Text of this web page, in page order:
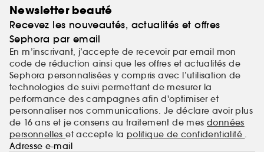
Newsletter beauté
Recevez les nouveautés, actualités et offres
Sephora par email
En m’inscrivant, j’accepte de recevoir par email mon
code de réduction ainsi que les offres et actualités de
Sephora personnalisées y compris avec l’utilisation de
technologies de suivi permettant de mesurer la
performance des campagnes afin d'optimiser et
personnaliser nos communications. Je déclare avoir plus
de 16 ans et je consens au traitement de mes données
personnelleset accepte la politique de confidentialité .
Adresse e-mail